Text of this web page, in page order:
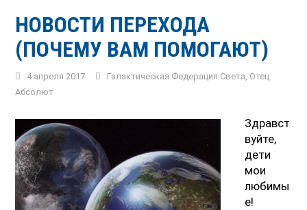
НОВОСТИ ПЕРЕХОДА
(ПОЧЕМУ ВАМ ПОМОГАЮТ)
4 апреля 2017 Галактическая Федерация Света Отец
Абсолют
Здравст
вуйте,
дети
мои
любимы
е!